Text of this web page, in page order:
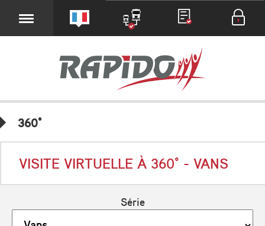
360°
VISITE VIRTUELLE À 360° - VANS
Série